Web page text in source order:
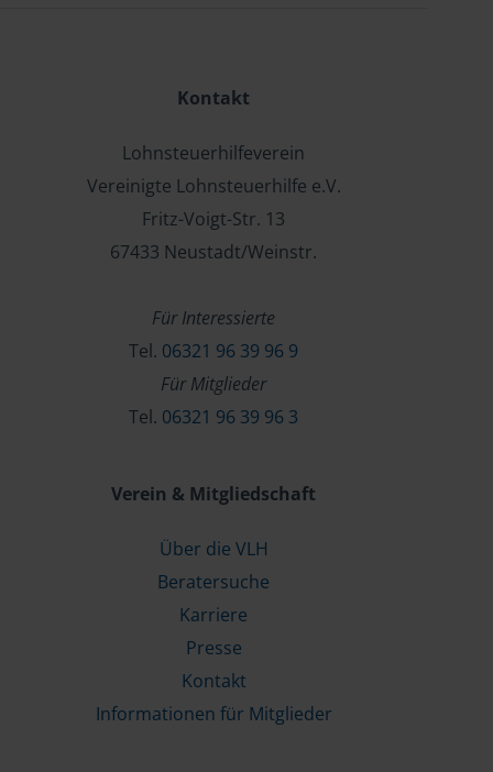
Kontakt
Lohnsteuerhilfeverein
Vereinigte Lohnsteuerhilfe e.V.
Fritz-Voigt-Str. 13
67433 Neustadt/Weinstr.
Für Interessierte
Tel. 06321 96 39 96 9
Für Mitglieder
Tel. 06321 96 39 96 3
Verein & Mitgliedschaft
Über die VLH
Beratersuche
Karriere
Presse
Kontakt
Informationen für Mitglieder